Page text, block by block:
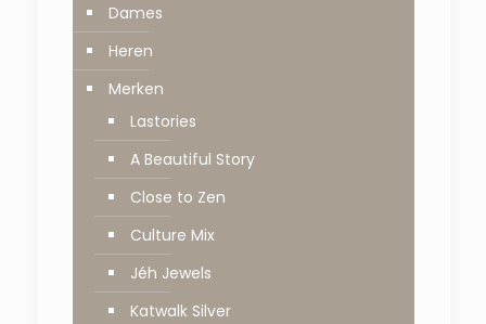
Dames
Heren
Merken
Lastories
A Beautiful Story
Close to Zen
Culture Mix
Jéh Jewels
Katwalk Silver